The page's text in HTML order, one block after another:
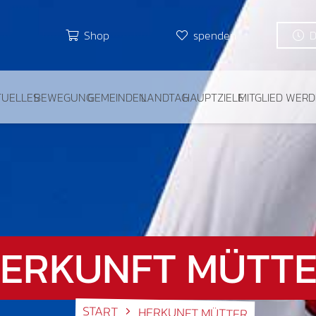
Shop spenden
BEWEGUNGGEMEINDENLANDTAGHAUPTZIELEMITGLIED
START